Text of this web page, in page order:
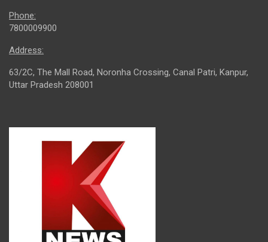
Phone:
7800009900
Address:
63/2C, The Mall Road, Noronha Crossing, Canal Patri, Kanpur,
Uttar Pradesh 208001